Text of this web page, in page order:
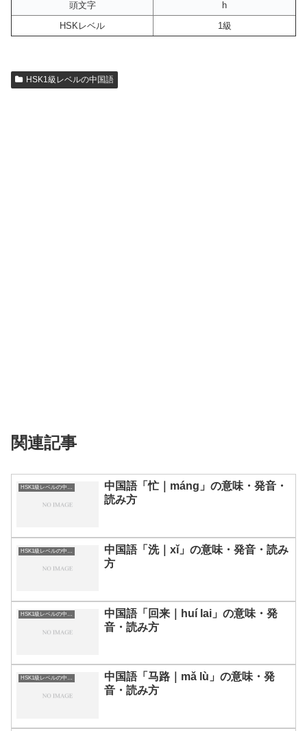
頭文字
h
HSKレベル
1級
HSK1級レベルの中国語
関連記事
中国語「忙｜máng」の意味・発音・
読み方
中国語「洗｜xǐ」の意味・発音・読み
方
HSK1級レベルの中国語
中国語「回来｜huí lai」の意味・発
音・読み方
HSK1級レベルの中国語
中国語「马路｜mǎ lù」の意味・発
音・読み方